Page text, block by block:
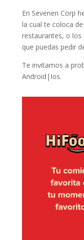
En Sevenen Corp
la cual te coloca
restaurantes, o los
que puedas pedir
Te invitamos a
Android|Ios.